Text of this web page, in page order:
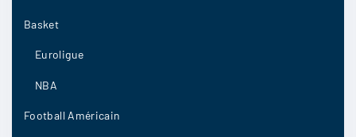
Basket
Euroligue
NBA
Football Américain